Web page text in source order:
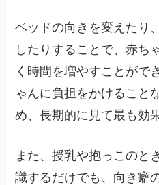
ベッドの向きを変えたり
したりすることで、赤ち
く時間を増やすことがで
ゃんに負担をかけること
め、長期的に見て最も効
また、授乳や抱っこのと
識するだけでも、向き癖